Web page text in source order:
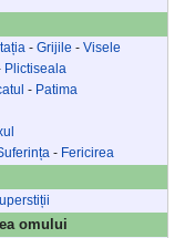
- Grijile - Visele
Plictiseala
- Patima
- Fericirea
omului